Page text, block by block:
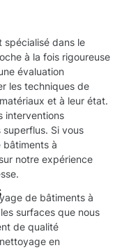
spécialisé dans le
à la fois rigoureuse
évaluation
les techniques de
et à leur état.
interventions
Si vous
à
notre expérience
de bâtiments à
surfaces que nous
de qualité
en